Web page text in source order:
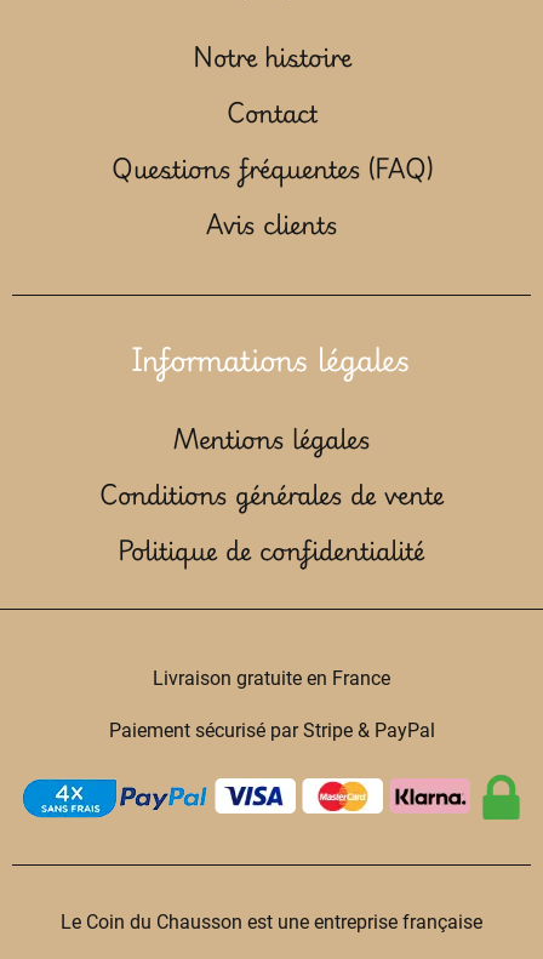
Notre histoire
Contact
Questions fréquentes (FAQ)
Avis clients
Informations légales
Mentions légales
Conditions générales de vente
Politique de confidentialité
Livraison gratuite en France
Paiement sécurisé par Stripe & PayPal
Le Coin du Chausson est une entreprise française